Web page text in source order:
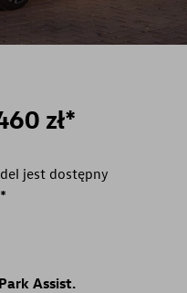
zł*
jest dostępny
Park Assist.